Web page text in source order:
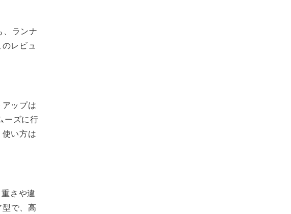
、ランナ
レビュ
ップは
ーズに行
い方は
さや違
で、高